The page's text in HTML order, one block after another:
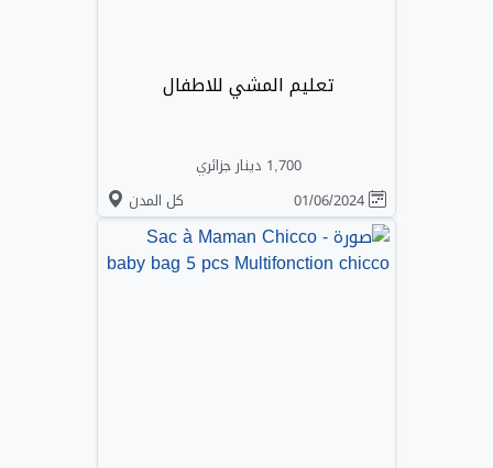
تعليم المشي للاطفال
1,700 دينار جزائري
كل المدن